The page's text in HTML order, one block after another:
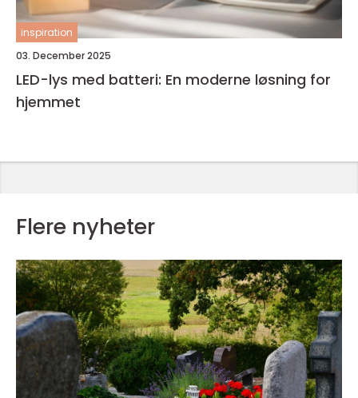
inspiration
03. December 2025
LED-lys med batteri: En moderne løsning for
hjemmet
Flere nyheter